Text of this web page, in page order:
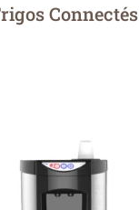
Connectés